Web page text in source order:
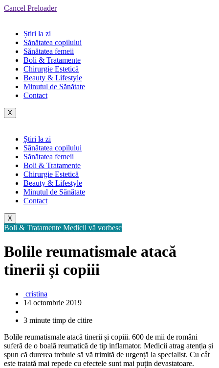
Cancel Preloader
Știri la zi
Sănătatea copilului
Sănătatea femeii
Boli & Tratamente
Chirurgie Estetică
Beauty & Lifestyle
Minutul de Sănătate
Contact
X
Știri la zi
Sănătatea copilului
Sănătatea femeii
Boli & Tratamente
Chirurgie Estetică
Beauty & Lifestyle
Minutul de Sănătate
Contact
X
Boli & Tratamente Medicii vă vorbesc
Bolile reumatismale atacă
tinerii și copiii
cristina
14 octombrie 2019
3 minute timp de citire
Bolile reumatismale atacă tinerii și copiii. 600 de mii de români
suferă de o boală reumatică de tip inflamator. Medicii atrag atenția și
spun că durerea trebuie să vă trimită de urgență la specialist. Cu cât
este tratată mai repede cu efectele sunt mai puțin devastatoare.